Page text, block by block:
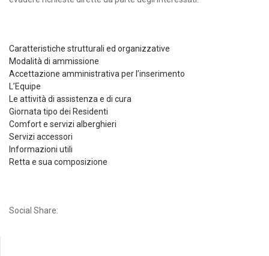
Caratteristiche strutturali ed organizzative
Modalità di ammissione
Accettazione amministrativa per l’inserimento
L’Equipe
Le attività di assistenza e di cura
Giornata tipo dei Residenti
Comfort e servizi alberghieri
Servizi accessori
Informazioni utili
Retta e sua composizione
Social Share: